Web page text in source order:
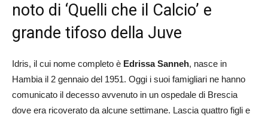
noto di ‘Quelli che il Calcio’ e
grande tifoso della Juve
Idris, il cui nome completo è Edrissa Sanneh, nasce in
Hambia il 2 gennaio del 1951. Oggi i suoi famigliari ne hanno
comunicato il decesso avvenuto in un ospedale di Brescia
dove era ricoverato da alcune settimane. Lascia quattro figli e